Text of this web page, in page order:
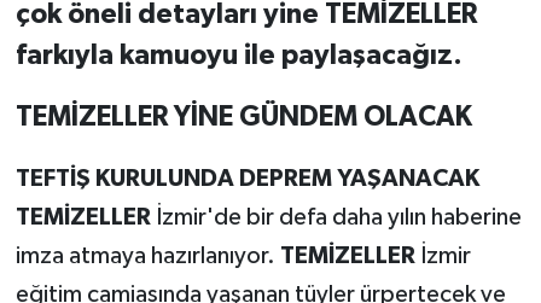
çok öneli detayları yine TEMİZELLER
farkıyla kamuoyu ile paylaşacağız.
TEMİZELLER YİNE GÜNDEM OLACAK
TEFTİŞ KURULUNDA DEPREM YAŞANACAK
TEMİZELLERİzmir'de bir defa daha yılın haberine
imza atmaya hazırlanıyor. TEMİZELLERİzmir
eğitim camiasında yaşanan tüyler ürpertecek ve